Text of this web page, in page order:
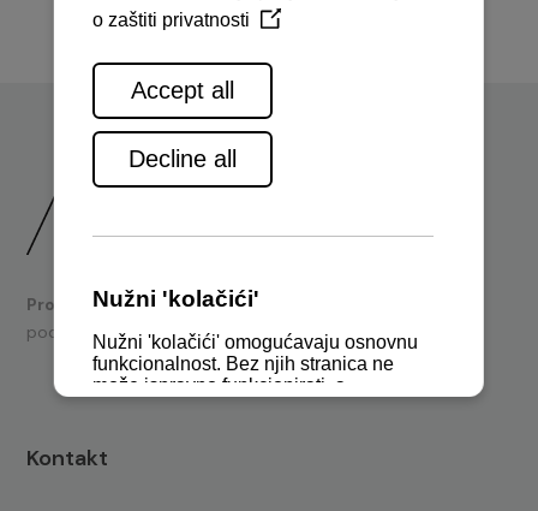
Prodajabrodskih motora i nautičke opreme te tehnička
podrška.
Kontakt